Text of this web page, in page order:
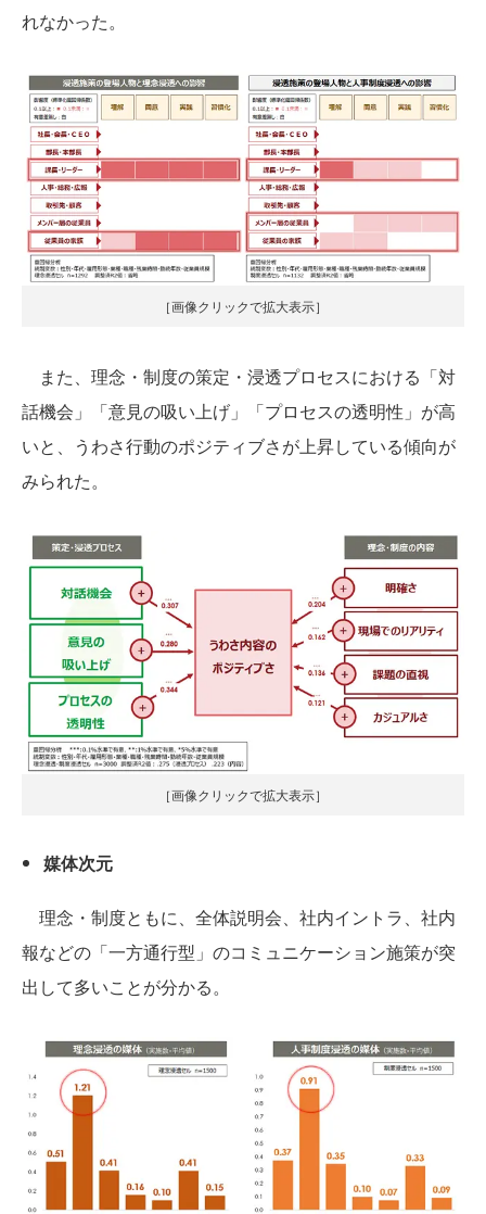
れなかった。
［画像クリックで拡大表示］
また、理念・制度の策定・浸透プロセスにおける「対
話機会」「意見の吸い上げ」「プロセスの透明性」が高
いと、うわさ行動のポジティブさが上昇している傾向が
みられた。
［画像クリックで拡大表示］
媒体次元
理念・制度ともに、全体説明会、社内イントラ、社内
報などの「一方通行型」のコミュニケーション施策が突
出して多いことが分かる。